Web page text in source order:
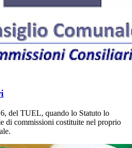
del TUEL, quando lo Statuto lo
di commissioni costituite nel proprio